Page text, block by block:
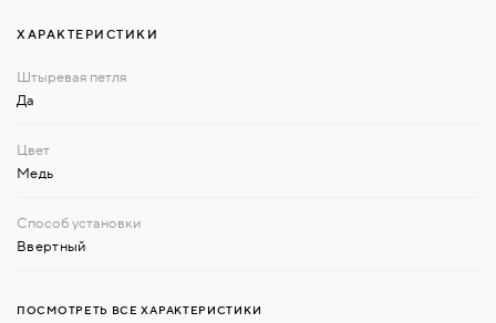
ХАРАКТЕРИСТИКИ
Да
Медь
Ввертный
ПОСМОТРЕТЬ ВСЕ ХАРАКТЕРИСТИКИ